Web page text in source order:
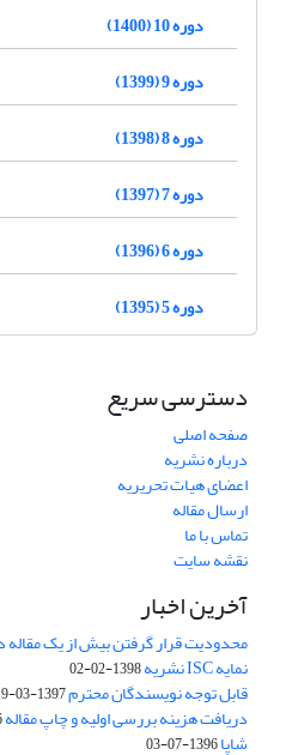
دوره 10 (1400)
دوره 9 (1399)
دوره 8 (1398)
دوره 7 (1397)
دوره 6 (1396)
دوره 5 (1395)
دسترسی سریع
صفحه اصلی
درباره نشریه
اعضای هیات تحریریه
ارسال مقاله
تماس با ما
نقشه سایت
آخرین اخبار
محدودیت قرار گرفتن بیش از یک مقاله
نمایه ISC نشریه 1398-02-02
قابل توجه نویسندگان محترم1397-03-19
دریافت هزینه بررسی اولیه و چاپ مقاله
شاپا1396-07-03